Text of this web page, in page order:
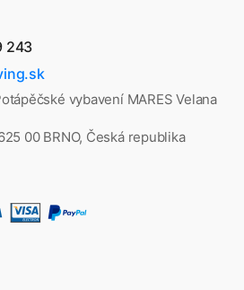
243
vybavení MARES Velana
00 BRNO, Česká republika